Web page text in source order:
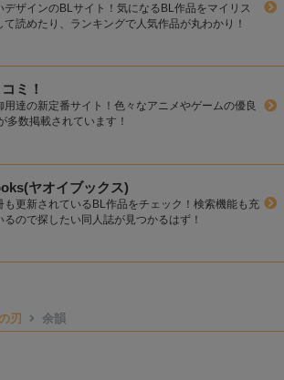
デザインのBLサイト！気になるBL作品をマイリス
て読めたり、ランキングで人気作品が丸わかり！
ミ！
用達の新定番サイト！色々なアニメやゲームの優良
多数掲載されています！
ヤオイブックス)
も更新されているBL作品をチェック！検索機能も充
るので探したい同人誌が見つかるはず！
刃 余韻